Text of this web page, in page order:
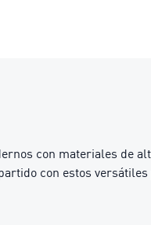
con materiales de
con estos